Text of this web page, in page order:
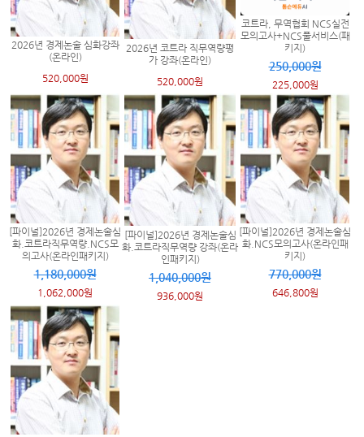
2026년 경제논술 심화강좌
(온라인)
520,000원
2026년 코트라 직무역량평
가 강좌(온라인)
520,000원
코트라, 무역협회 NCS실전
모의고사+NCS풀서비스(패
키지)
250,000원
225,000원
[파이널]2026년 경제논술심
화.코트라직무역량.NCS모
의고사(온라인패키지)
1,180,000원
1,062,000원
[파이널]2026년 경제논술심
화.코트라직무역량 강좌(온라
인패키지)
1,040,000원
936,000원
[파이널]2026년 경제논술심
화.NCS모의고사(온라인패
키지)
770,000원
646,800원